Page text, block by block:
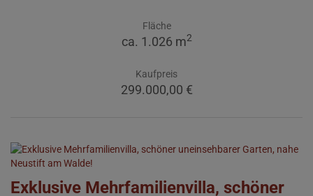
Fläche
ca. 1.026 m2
Kaufpreis
299.000,00 €
Exklusive Mehrfamilienvilla, schöner